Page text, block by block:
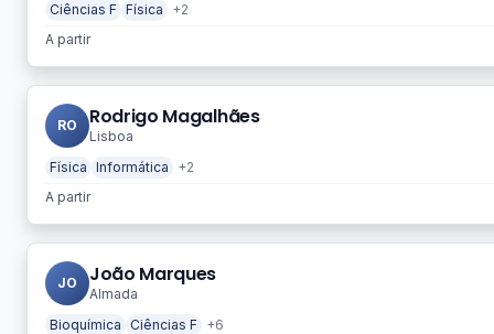
Ciências F Física
+2
A partir
RO Rodrigo Magalhães
Lisboa
Física Informática
+2
A partir
JO João Marques
Almada
Bioquímica
Ciências F
+6